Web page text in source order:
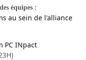
équipes :
au sein de l'alliance
PC INpact